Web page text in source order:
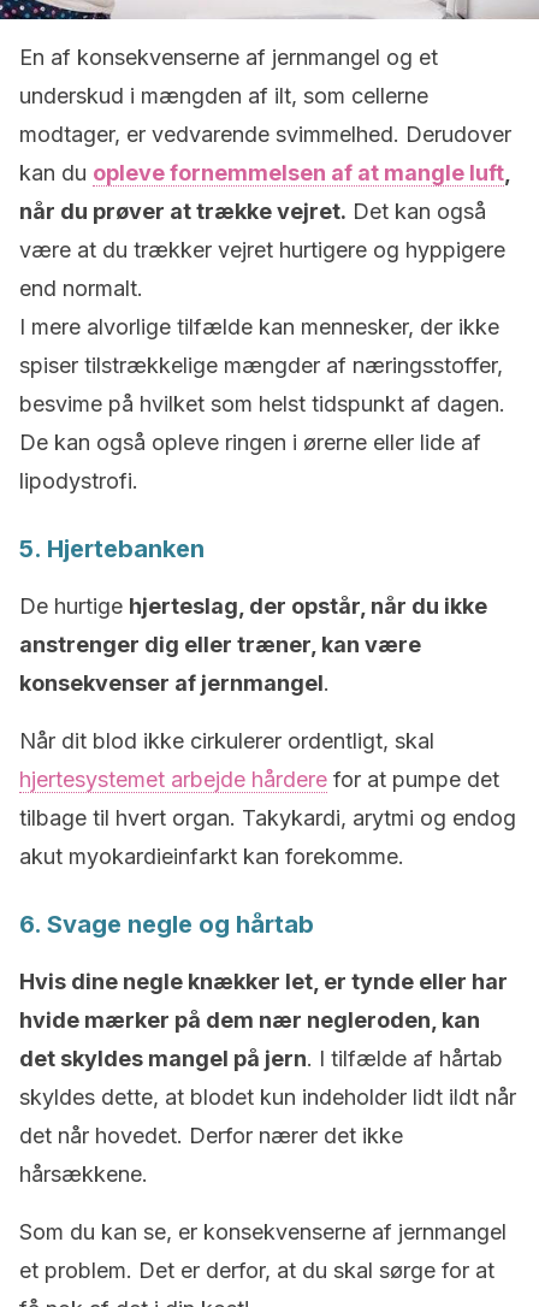
En af konsekvenserne af jernmangel og et
underskud i mængden af ​​ilt, som cellerne
modtager, er vedvarende svimmelhed. Derudover
kan du opleve fornemmelsen af ​​at mangle luft
når du prøver at trække vejret. Det kan også
være at du trækker vejret hurtigere og hyppigere
end normalt.
I mere alvorlige tilfælde kan mennesker, der ikke
spiser tilstrækkelige mængder af næringsstoffer,
besvime på hvilket som helst tidspunkt af dagen.
De kan også opleve ringen i ørerne eller lide af
lipodystrofi.
5. Hjertebanken
De hurtige hjerteslag, der opstår, når du ikke
anstrenger dig eller træner, kan være
konsekvenser af jernmangel.
Når dit blod ikke cirkulerer ordentligt, skal
hjertesystemet arbejde hårdere for at pumpe det
tilbage til hvert organ. Takykardi, arytmi og endog
akut myokardieinfarkt kan forekomme.
6. Svage negle og hårtab
Hvis dine negle knækker let, er tynde eller har
hvide mærker på dem nær negleroden, kan
det skyldes mangel på jern. I tilfælde af hårtab
skyldes dette, at blodet kun indeholder lidt ildt når
det når hovedet. Derfor nærer det ikke
hårsækkene.
Som du kan se, er konsekvenserne af jernmangel
et problem. Det er derfor, at du skal sørge for at